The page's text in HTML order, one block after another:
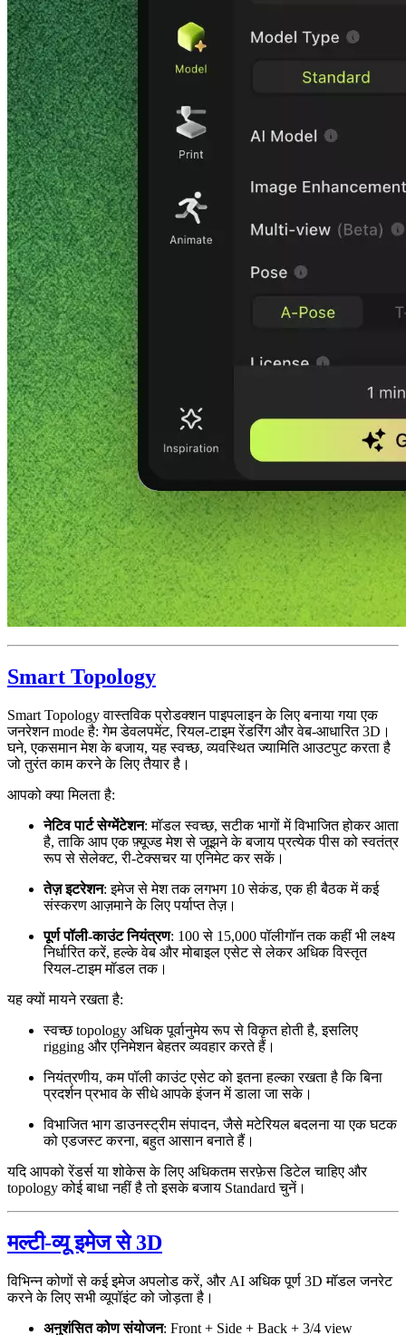
Smart Topology
Smart Topology वास्तविक प्रोडक्शन पाइपलाइन के लिए बनाया गया एक
जनरेशन mode है: गेम डेवलपमेंट, रियल-टाइम रेंडरिंग और वेब-आधारित 3D।
घने, एकसमान मेश के बजाय, यह स्वच्छ, व्यवस्थित ज्यामिति आउटपुट करता है
जो तुरंत काम करने के लिए तैयार है।
आपको क्या मिलता है:
नेटिव पार्ट सेग्मेंटेशन: मॉडल स्वच्छ, सटीक भागों में विभाजित होकर आता
है, ताकि आप एक फ़्यूज्ड मेश से जूझने के बजाय प्रत्येक पीस को स्वतंत्र
रूप से सेलेक्ट, री-टेक्सचर या एनिमेट कर सकें।
तेज़ इटरेशन: इमेज से मेश तक लगभग 10 सेकंड, एक ही बैठक में कई
संस्करण आज़माने के लिए पर्याप्त तेज़।
पूर्ण पॉली-काउंट नियंत्रण: 100 से 15,000 पॉलीगॉन तक कहीं भी लक्ष्य
निर्धारित करें, हल्के वेब और मोबाइल एसेट से लेकर अधिक विस्तृत
रियल-टाइम मॉडल तक।
यह क्यों मायने रखता है:
स्वच्छ topology अधिक पूर्वानुमेय रूप से विकृत होती है, इसलिए
rigging और एनिमेशन बेहतर व्यवहार करते हैं।
नियंत्रणीय, कम पॉली काउंट एसेट को इतना हल्का रखता है कि बिना
प्रदर्शन प्रभाव के सीधे आपके इंजन में डाला जा सके।
विभाजित भाग डाउनस्ट्रीम संपादन, जैसे मटेरियल बदलना या एक घटक
को एडजस्ट करना, बहुत आसान बनाते हैं।
यदि आपको रेंडर्स या शोकेस के लिए अधिकतम सरफ़ेस डिटेल चाहिए और
topology कोई बाधा नहीं है तो इसके बजाय Standard चुनें।
मल्टी-व्यू इमेज से 3D
विभिन्न कोणों से कई इमेज अपलोड करें, और AI अधिक पूर्ण 3D मॉडल जनरेट
करने के लिए सभी व्यूपॉइंट को जोड़ता है।
अनुशंसित कोण संयोजन: Front + Side + Back + 3/4 view